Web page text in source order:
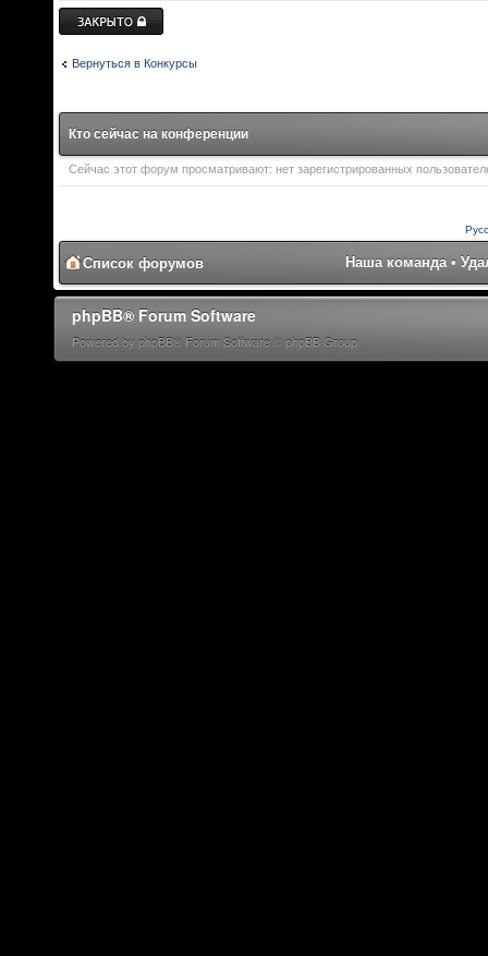
Закрыто
Вернуться в Конкурсы
Кто сейчас на конференции
Сейчас этот форум просматривают: нет зарегистрированных
Список форумов Наша команда •
phpBB® Forum Software
Powered by phpBB® Forum Software © phpBB Group